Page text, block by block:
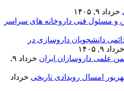
خرداد ۹, ۱۴۰۵
و مسئول فنی داروخانه های سراسر
دانشجویان داروسازی در
خرداد ۹, ۱۴۰۵
علمی داروسازان ایران
خرداد ۹,
خرداد